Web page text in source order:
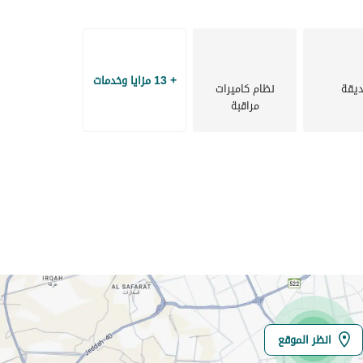
يضم المشروع مسطحات خضراء ثابتة تتجاوز مساحتها 2,000 متر مربع، توفّر بيئة
من جودة الحياة للسكان
المرافق عبر جسور مشاة
نظام كاميرات
مراقبة
+ 13 مزايا وخدمات
انظر الموقع